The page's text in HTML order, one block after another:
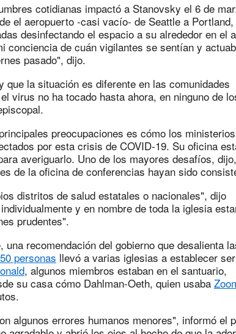
cotidianas impactó a Stanovsky el 6 de
el aeropuerto -casi vacío- de Seattle a Portland,
desinfectando el espacio a su alrededor en el
conciencia de cuán vigilantes se sentían y
pasado", dijo.
la situación es diferente en las comunidades
virus no ha tocado hasta ahora, en ninguno de
preocupaciones es cómo los
por esta crisis de COVID-19. Su oficina
averiguarlo. Uno de los mayores desafíos,
de la oficina de conferencias hayan sido
distritos de salud estatales o nacionales", dijo
y en nombre de toda la iglesia
prudentes".
recomendación del gobierno que desalienta
personas llevó a varias iglesias a establecer
, algunos miembros estaban en el santuario,
su casa cómo Dahlman-Oeth, quien usaba
algunos errores humanos menores", informó el